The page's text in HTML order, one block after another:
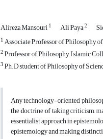
Alireza Mansouri1 Ali Paya2
1Associate Professor of Philosophy
2Professor of Philosophy, Islamic
3Ph.D student of Philosophy of
Any technology-oriented
the doctrine of taking criticism,
essentialist approach in
epistemology and making